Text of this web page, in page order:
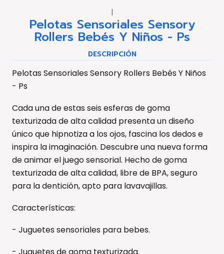
|
Pelotas Sensoriales Sensory
Rollers Bebés Y Niños - Ps
DESCRIPCIÓN
Pelotas Sensoriales Sensory Rollers Bebés Y Niños
- Ps
Cada una de estas seis esferas de goma
texturizada de alta calidad presenta un diseño
único que hipnotiza a los ojos, fascina los dedos e
inspira la imaginación. Descubre una nueva forma
de animar el juego sensorial. Hecho de goma
texturizada de alta calidad, libre de BPA, seguro
para la dentición, apto para lavavajillas.
Características:
- Juguetes sensoriales para bebes.
- Juguetes de goma texturizada.